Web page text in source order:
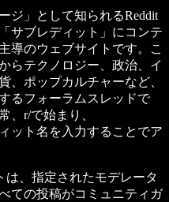
ジ」として知られるReddit
サブレディット」にコンテ
導のウェブサイトです。こ
らテクノロジー、政治、イ
、ポップカルチャーなど、
るフォーラムスレッドで
、r/で始まり、
ット名を入力することでア
は、指定されたモデレータ
ての投稿がコミュニティガ